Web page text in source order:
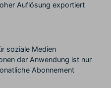
Auflösung exportiert
soziale Medien
der Anwendung ist nur
Abonnement